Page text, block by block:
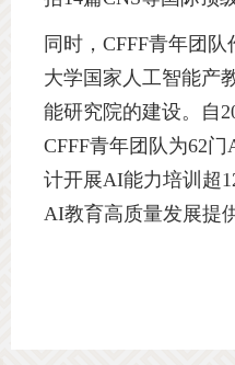
同时， CFFF青年团队
大学国家人工智能产
能研究院的建设。自
CFFF青年团队为62门
计开展AI能力培训超
AI教育高质量发展提